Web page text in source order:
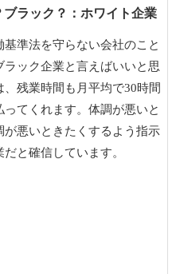
ラック？：ホワイト企業
準法を守らない会社のこと
ック企業と言えばいいと思
残業時間も月平均で30時間
てくれます。体調が悪いと
悪いときたくするよう指示
と確信しています。